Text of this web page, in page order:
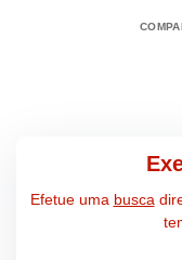
Efetue uma busca